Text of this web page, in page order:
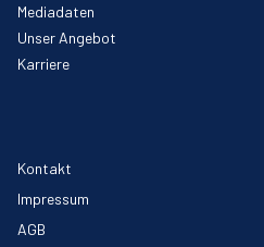
Mediadaten
Unser Angebot
Karriere
Kontakt
Impressum
AGB